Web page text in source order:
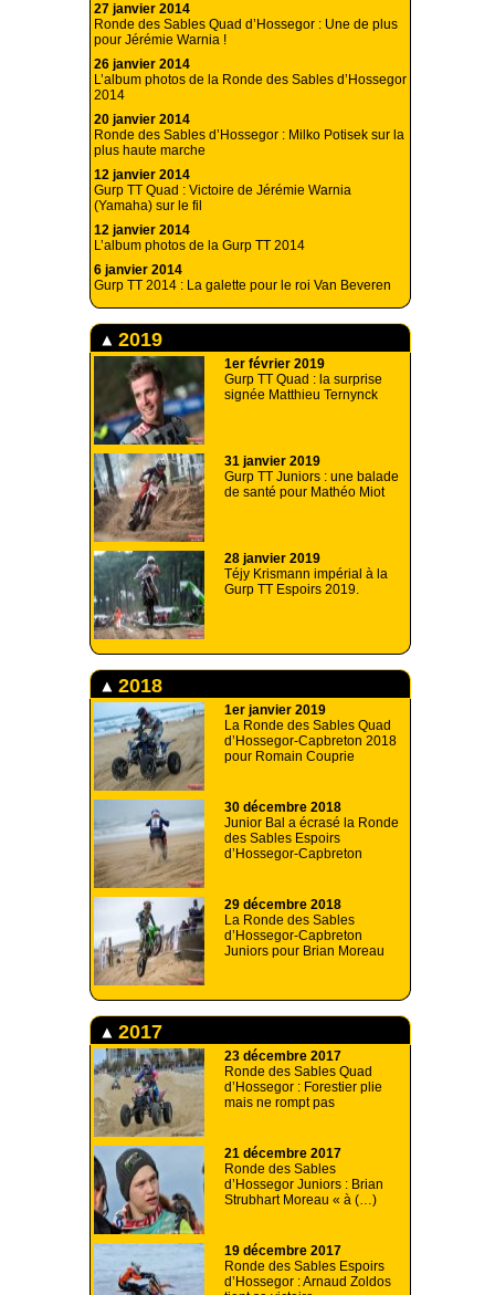
27 janvier 2014
Ronde des Sables Quad d’Hossegor : Une de plus
pour Jérémie Warnia !
26 janvier 2014
L’album photos de la Ronde des Sables d’Hossegor
2014
20 janvier 2014
Ronde des Sables d’Hossegor : Milko Potisek sur la
plus haute marche
12 janvier 2014
Gurp TT Quad : Victoire de Jérémie Warnia
(Yamaha) sur le fil
12 janvier 2014
L’album photos de la Gurp TT 2014
6 janvier 2014
Gurp TT 2014 : La galette pour le roi Van Beveren
2019
1er février 2019
Gurp TT Quad : la surprise
signée Matthieu Ternynck
31 janvier 2019
Gurp TT Juniors : une balade
de santé pour Mathéo Miot
28 janvier 2019
Téjy Krismann impérial à la
Gurp TT Espoirs 2019.
2018
1er janvier 2019
La Ronde des Sables Quad
d’Hossegor-Capbreton 2018
pour Romain Couprie
30 décembre 2018
Junior Bal a écrasé la Ronde
des Sables Espoirs
d’Hossegor-Capbreton
29 décembre 2018
La Ronde des Sables
d’Hossegor-Capbreton
Juniors pour Brian Moreau
2017
23 décembre 2017
Ronde des Sables Quad
d’Hossegor : Forestier plie
mais ne rompt pas
21 décembre 2017
Ronde des Sables
d’Hossegor Juniors : Brian
Strubhart Moreau « à (…)
19 décembre 2017
Ronde des Sables Espoirs
d’Hossegor : Arnaud Zoldos